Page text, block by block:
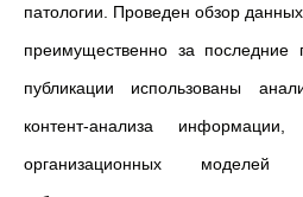
патологии. Проведен обзор
преимущественно за последние
публикации использованы
контент-анализа
организационных моделей